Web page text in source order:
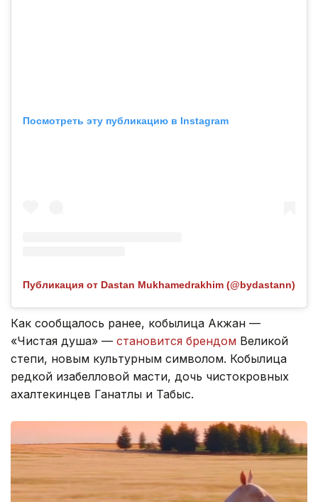
Посмотреть эту публикацию в Instagram
Публикация от Dastan Mukhamedrakhim (@bydastann)
Как сообщалось ранее, кобылица Акжан —
«Чистая душа» — становится брендом Великой
степи, новым культурным символом. Кобылица
редкой изабелловой масти, дочь чистокровных
ахалтекинцев Ганатлы и Табыс.